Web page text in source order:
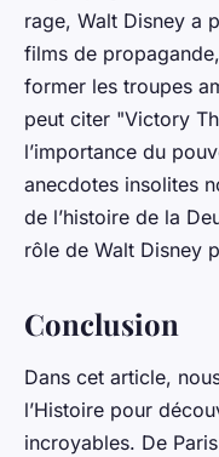
rage, Walt Disney a
films de
former les troupes
peut citer "Victory
l’importance du
anecdotes insolites
de l’histoire de la
rôle de Walt Disney
Conclusion
Dans cet article,
l’Histoire pour
incroyables. De